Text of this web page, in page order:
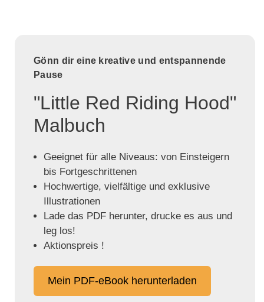
Gönn dir eine kreative und entspannende
Pause
"Little Red Riding Hood"
Malbuch
Geeignet für alle Niveaus: von Einsteigern
bis Fortgeschrittenen
Hochwertige, vielfältige und exklusive
Illustrationen
Lade das PDF herunter, drucke es aus und
leg los!
Aktionspreis !
Mein PDF-eBook herunterladen